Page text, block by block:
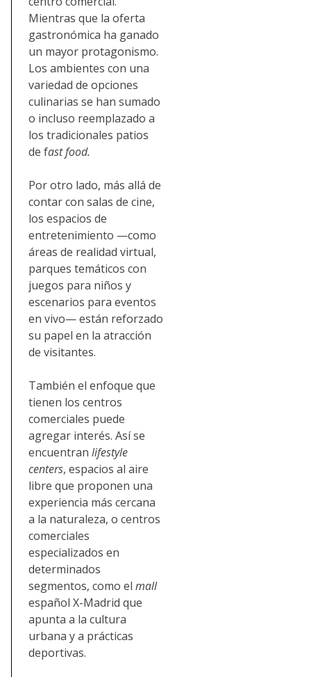
Mientras que la oferta
gastronómica ha ganado
un mayor protagonismo.
Los ambientes con una
variedad de opciones
culinarias se han sumado
o incluso reemplazado a
los tradicionales patios
de fast food.
Por otro lado, más allá de
contar con salas de cine,
los espacios de
entretenimiento —como
áreas de realidad virtual,
parques temáticos con
juegos para niños y
escenarios para eventos
en vivo— están reforzado
su papel en la atracción
de visitantes.
También el enfoque que
tienen los centros
comerciales puede
agregar interés. Así se
encuentran lifestyle
centers, espacios al aire
libre que proponen una
experiencia más cercana
a la naturaleza, o centros
comerciales
especializados en
determinados
segmentos, como el mall
español X-Madrid que
apunta a la cultura
urbana y a prácticas
deportivas.